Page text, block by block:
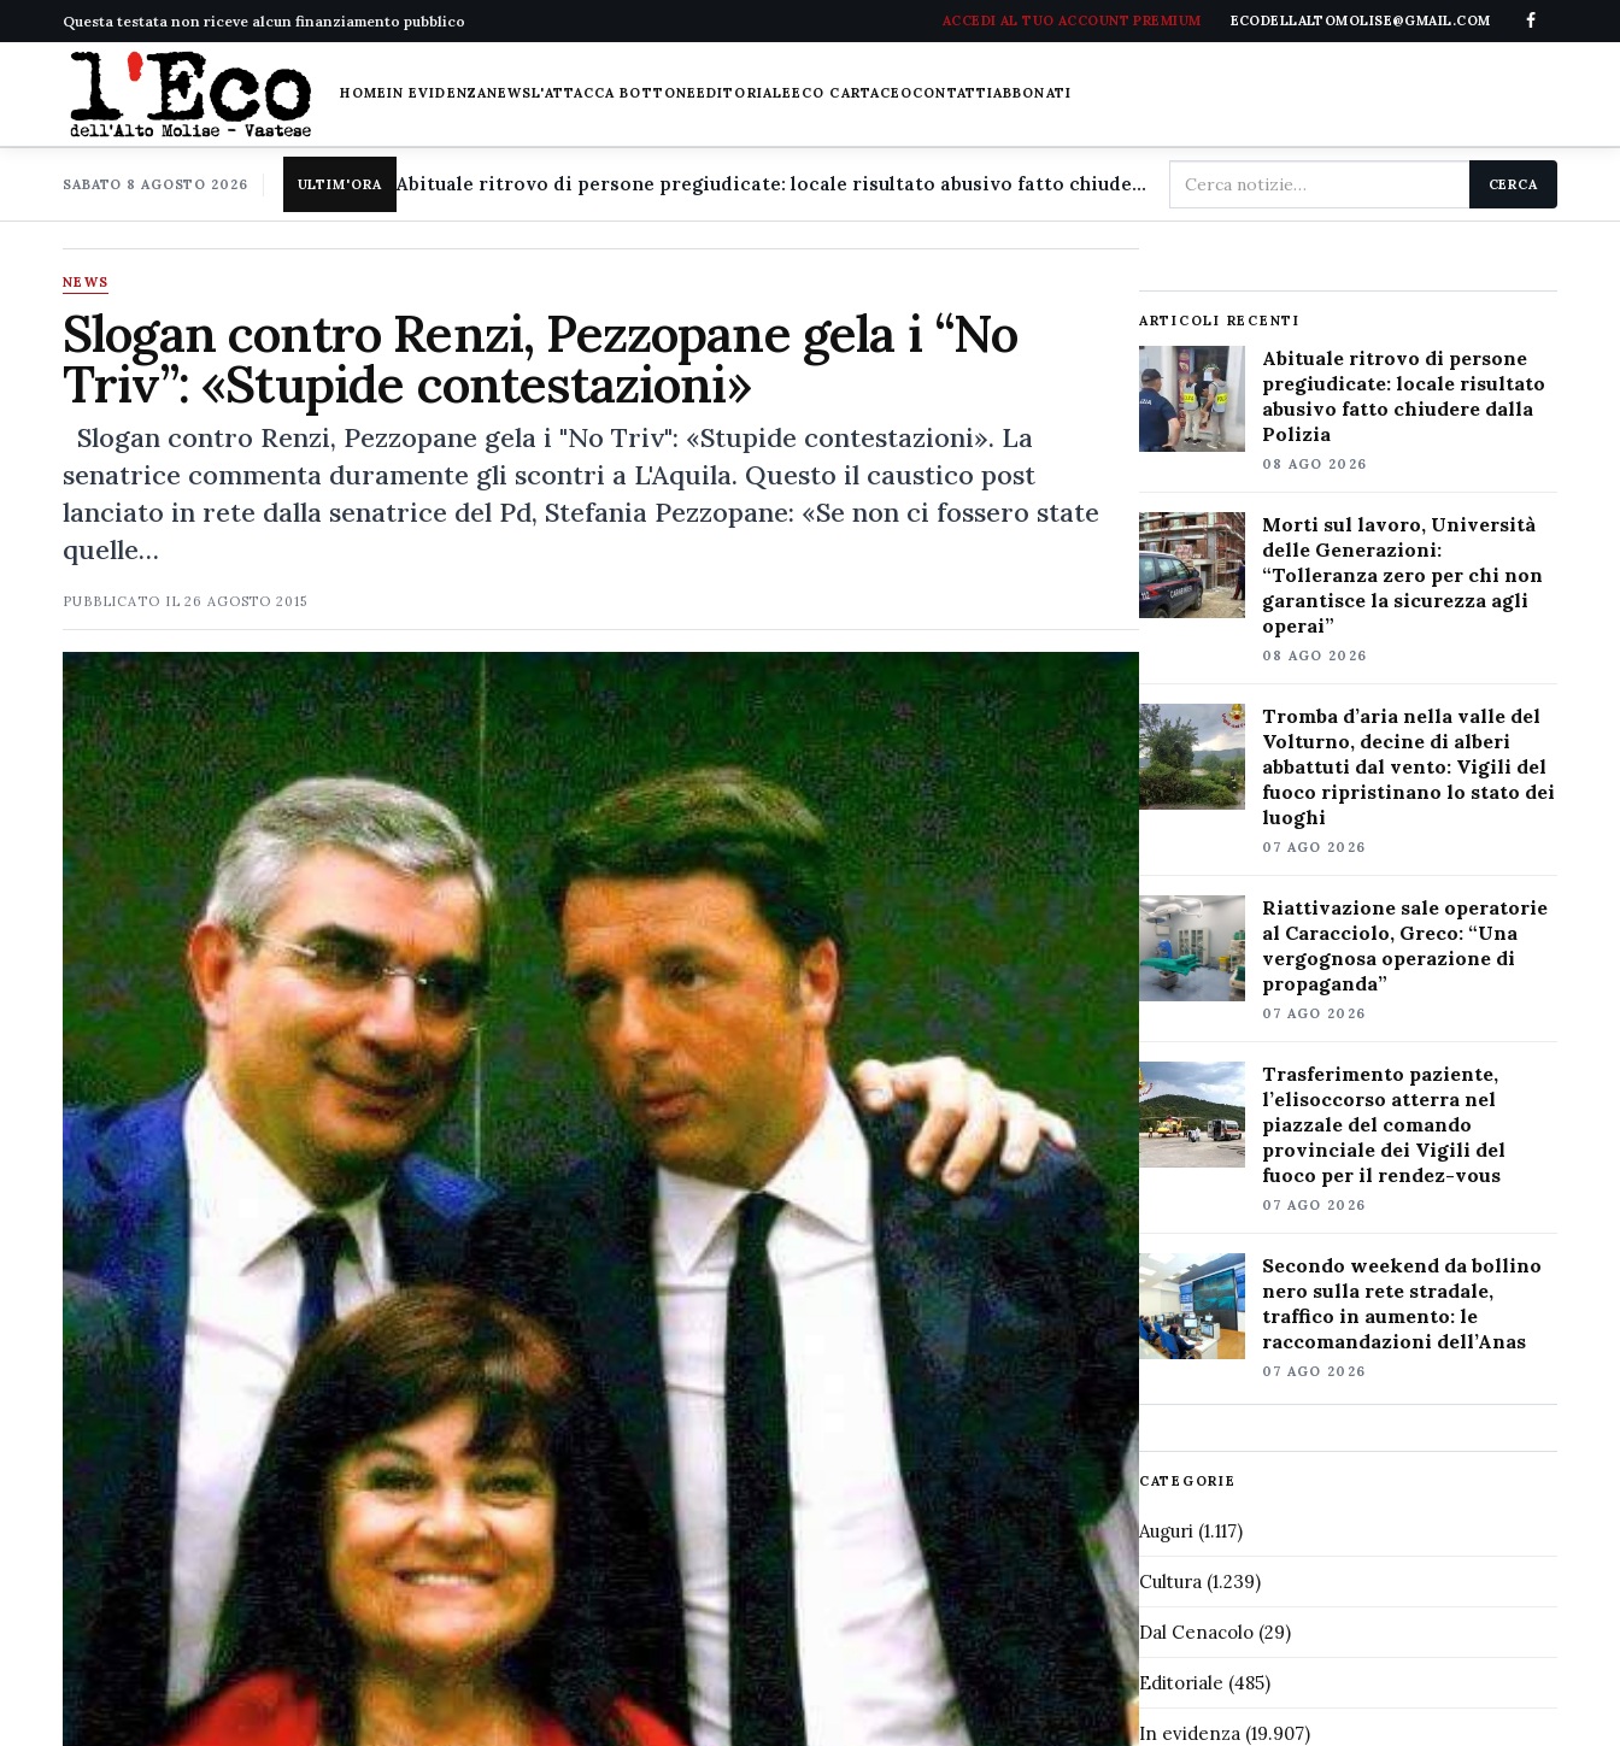
Questa testata non riceve alcun finanziamento pubblico ACCEDI AL TUO ACCOUNT PREMIUM ECODELLALTOMOLISE@GMAIL.COM
HOMEIN EVIDENZANEWSL'ATTACCA BOTTONEEDITORIALEECO CARTACEOCONTATTIABBONATI
SABATO 8 AGOSTO 2026 ULTIM'ORA Abituale ritrovo di persone pregiudicate: locale risultato abusivo fatto chiudere dalla Polizia
Cerca
nel
CERCA
NEWS
Slogan contro Renzi, Pezzopane gela i “No
Triv”: «Stupide contestazioni»
Slogan contro Renzi, Pezzopane gela i "No Triv": «Stupide contestazioni». La
senatrice commenta duramente gli scontri a L'Aquila. Questo il caustico post
lanciato in rete dalla senatrice del Pd, Stefania Pezzopane: «Se non ci fossero state
quelle…
PUBBLICATO IL26 AGOSTO 2015
ARTICOLI RECENTI
Abituale ritrovo di persone
pregiudicate: locale risultato
abusivo fatto chiudere dalla
Polizia
08 AGO 2026
Morti sul lavoro, Università
delle Generazioni:
“Tolleranza zero per chi non
garantisce la sicurezza agli
operai”
08 AGO 2026
Tromba d’aria nella valle del
Volturno, decine di alberi
abbattuti dal vento: Vigili del
fuoco ripristinano lo stato dei
luoghi
07 AGO 2026
Riattivazione sale operatorie
al Caracciolo, Greco: “Una
vergognosa operazione di
propaganda”
07 AGO 2026
Trasferimento paziente,
l’elisoccorso atterra nel
piazzale del comando
provinciale dei Vigili del
fuoco per il rendez-vous
07 AGO 2026
Secondo weekend da bollino
nero sulla rete stradale,
traffico in aumento: le
raccomandazioni dell’Anas
07 AGO 2026
CATEGORIE
Auguri(1.117)
Cultura(1.239)
Dal Cenacolo(29)
Editoriale (485)
In evidenza(19.907)